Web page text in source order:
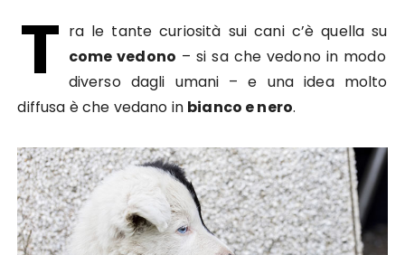
T ra le tante curiosità sui cani c’è quella su
come vedono – si sa che vedono in modo
diverso dagli umani – e una idea molto
diffusa è che vedano in bianco e nero.